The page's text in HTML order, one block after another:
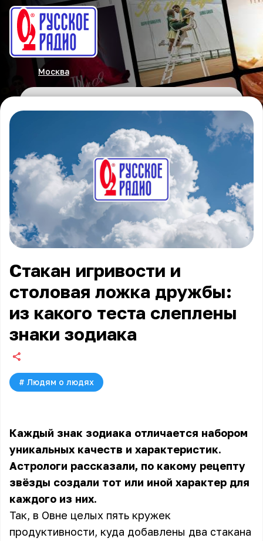
Москва
Стакан игривости и
столовая ложка дружбы:
из какого теста слеплены
знаки зодиака
# Людям о людях
Каждый знак зодиака отличается набором
уникальных качеств и характеристик.
Астрологи рассказали, по какому рецепту
звёзды создали тот или иной характер для
каждого из них.
Так, в Овне целых пять кружек
продуктивности, куда добавлены два стакана